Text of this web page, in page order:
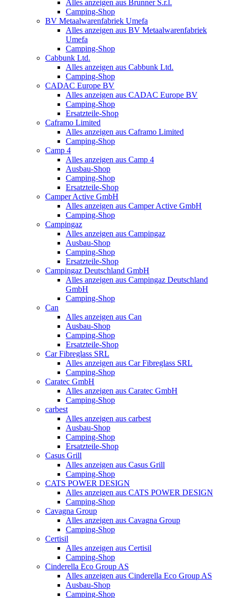
Alles anzeigen aus Brunner S.r.l.
Camping-Shop
BV Metaalwarenfabriek Umefa
Alles anzeigen aus BV Metaalwarenfabriek
Umefa
Camping-Shop
Cabbunk Ltd.
Alles anzeigen aus Cabbunk Ltd.
Camping-Shop
CADAC Europe BV
Alles anzeigen aus CADAC Europe BV
Camping-Shop
Ersatzteile-Shop
Caframo Limited
Alles anzeigen aus Caframo Limited
Camping-Shop
Camp 4
Alles anzeigen aus Camp 4
Ausbau-Shop
Camping-Shop
Ersatzteile-Shop
Camper Active GmbH
Alles anzeigen aus Camper Active GmbH
Camping-Shop
Campingaz
Alles anzeigen aus Campingaz
Ausbau-Shop
Camping-Shop
Ersatzteile-Shop
Campingaz Deutschland GmbH
Alles anzeigen aus Campingaz Deutschland
GmbH
Camping-Shop
Can
Alles anzeigen aus Can
Ausbau-Shop
Camping-Shop
Ersatzteile-Shop
Car Fibreglass SRL
Alles anzeigen aus Car Fibreglass SRL
Camping-Shop
Caratec GmbH
Alles anzeigen aus Caratec GmbH
Camping-Shop
carbest
Alles anzeigen aus carbest
Ausbau-Shop
Camping-Shop
Ersatzteile-Shop
Casus Grill
Alles anzeigen aus Casus Grill
Camping-Shop
CATS POWER DESIGN
Alles anzeigen aus CATS POWER DESIGN
Camping-Shop
Cavagna Group
Alles anzeigen aus Cavagna Group
Camping-Shop
Certisil
Alles anzeigen aus Certisil
Camping-Shop
Cinderella Eco Group AS
Alles anzeigen aus Cinderella Eco Group AS
Ausbau-Shop
Camping-Shop